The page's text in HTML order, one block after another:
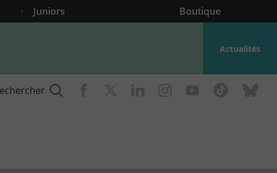
Juniors Boutique
Actualités